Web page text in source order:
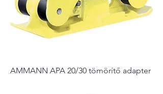
AMMANN APA 20/30 tömörítő adapter